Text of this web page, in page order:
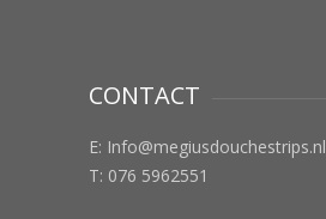
CONTACT
E: Info@megiusdouchestrips.nl
T: 076 5962551